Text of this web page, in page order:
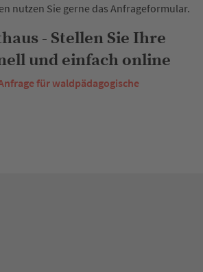
nutzen Sie gerne das Anfrageformular.
- Stellen Sie Ihre
und einfach online
für waldpädagogische